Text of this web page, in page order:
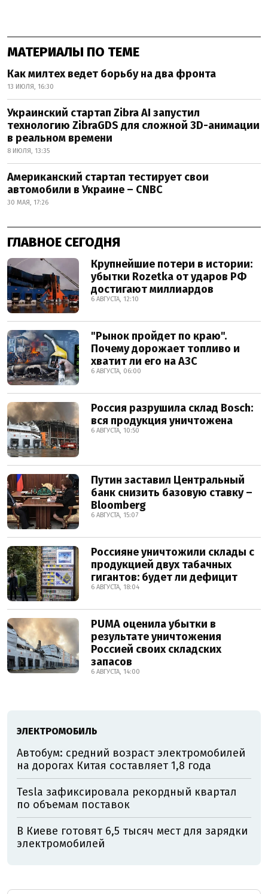
МАТЕРИАЛЫ ПО ТЕМЕ
Как милтех ведет борьбу на два фронта
13 ИЮЛЯ, 16:30
Украинский стартап Zibra AI запустил
технологию ZibraGDS для сложной 3D-анимации
в реальном времени
8 ИЮЛЯ, 13:35
Американский стартап тестирует свои
автомобили в Украине – CNBC
30 МАЯ, 17:26
ГЛАВНОЕ СЕГОДНЯ
Крупнейшие потери в истории:
убытки Rozetka от ударов РФ
достигают миллиардов
6 АВГУСТА, 12:10
"Рынок пройдет по краю".
Почему дорожает топливо и
хватит ли его на АЗС
6 АВГУСТА, 06:00
Россия разрушила склад Bosch:
вся продукция уничтожена
6 АВГУСТА, 10:50
Путин заставил Центральный
банк снизить базовую ставку –
Bloomberg
6 АВГУСТА, 15:07
Россияне уничтожили склады с
продукцией двух табачных
гигантов: будет ли дефицит
6 АВГУСТА, 18:04
PUMA оценила убытки в
результате уничтожения
Россией своих складских
запасов
6 АВГУСТА, 14:00
ЭЛЕКТРОМОБИЛЬ
Автобум: средний возраст электромобилей
на дорогах Китая составляет 1,8 года
Tesla зафиксировала рекордный квартал
по объемам поставок
В Киеве готовят 6,5 тысяч мест для зарядки
электромобилей